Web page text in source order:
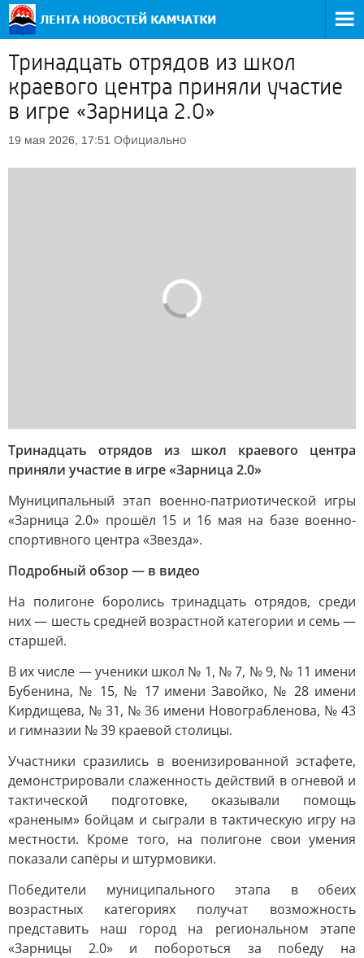
Тринадцать отрядов из школ
краевого центра приняли участие
в игре «Зарница 2.0»
19 мая 2026, 17:51 Официально
Тринадцать отрядов из школ краевого центра
приняли участие в игре «Зарница 2.0»
Муниципальный этап военно-патриотической игры
«Зарница 2.0» прошёл 15 и 16 мая на базе военно-
спортивного центра «Звезда».
Подробный обзор — в видео
На полигоне боролись тринадцать отрядов, среди
них — шесть средней возрастной категории и семь —
старшей.
В их числе — ученики школ № 1, № 7, № 9, № 11 имени
Бубенина, № 15, № 17 имени Завойко, № 28 имени
Кирдищева, № 31, № 36 имени Новограбленова, № 43
и гимназии № 39 краевой столицы.
Участники сразились в военизированной эстафете,
демонстрировали слаженность действий в огневой и
тактической подготовке, оказывали помощь
«раненым» бойцам и сыграли в тактическую игру на
местности. Кроме того, на полигоне свои умения
показали сапёры и штурмовики.
Победители муниципального этапа в обеих
возрастных категориях получат возможность
представить наш город на региональном этапе
«Зарницы 2.0» и побороться за победу на